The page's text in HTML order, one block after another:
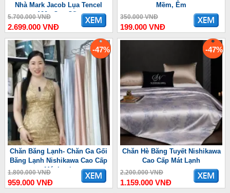
Nhà Mark Jacob Lụa Tencel
100s Cao Cấp
5.700.000 VNĐ
2.699.000 VNĐ
Mềm, Êm
350.000 VNĐ
199.000 VNĐ
-47%
Chăn Băng Lạnh- Chăn Ga Gối
Băng Lạnh Nishikawa Cao Cấp
Mát Lạnh
1.800.000 VNĐ
959.000 VNĐ
-47%
Chăn Hè Băng Tuyết Nishikawa
Cao Cấp Mát Lạnh
2.200.000 VNĐ
1.159.000 VNĐ